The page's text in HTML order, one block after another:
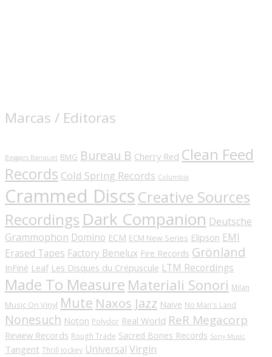
Marcas / Editoras
Beggars Banquet BMG Bureau B Cherry Red Clean Feed
Records Cold Spring Records Columbia
Crammed Discs Creative Sources
Recordings Dark Companion Deutsche
Grammophon Domino ECM ECM New Series Elipson EMI
Erased Tapes Factory Benelux Fire Records Grönland
InFiné Leaf Les Disques du Crépuscule LTM Recordings
Made To Measure Materiali Sonori Milan
Music On Vinyl Mute Naxos Jazz Naïve No Man's Land
Nonesuch Noton Polydor Real World ReR Megacorp
Review Records Rough Trade Sacred Bones Records Sony Music
Tangent Thrill Jockey Universal Virgin